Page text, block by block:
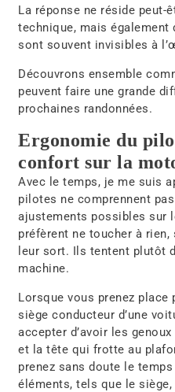
La réponse ne réside peut-
technique, mais
sont souvent invisibles à
Découvrons ensemble
peuvent faire une grande
prochaines randonnées.
Ergonomie du
confort sur la
Avec le temps, je me suis
pilotes ne comprennent
ajustements possibles sur
préfèrent ne toucher à rien,
leur sort. Ils tentent plutôt
machine.
Lorsque vous prenez
siège conducteur d’une
accepter d’avoir les
et la tête qui frotte au
prenez sans doute le
éléments, tels que le